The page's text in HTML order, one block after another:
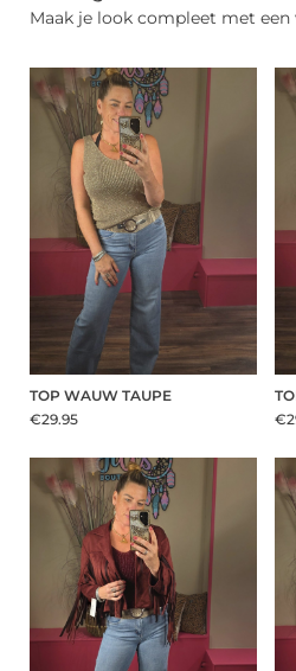
Maak je look compleet met een
TOP WAUW TAUPE
€29.95